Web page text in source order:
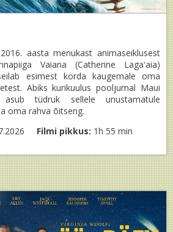
aasta menukast animaseiklusest
Vaiana (Catherine Lagaʻaia)
esimest korda kaugemale oma
Abiks kurikuulus pooljumal Maui
asub tüdruk sellele unustamatule
oma rahva õitseng.
Filmi pikkus: 1h 55 min